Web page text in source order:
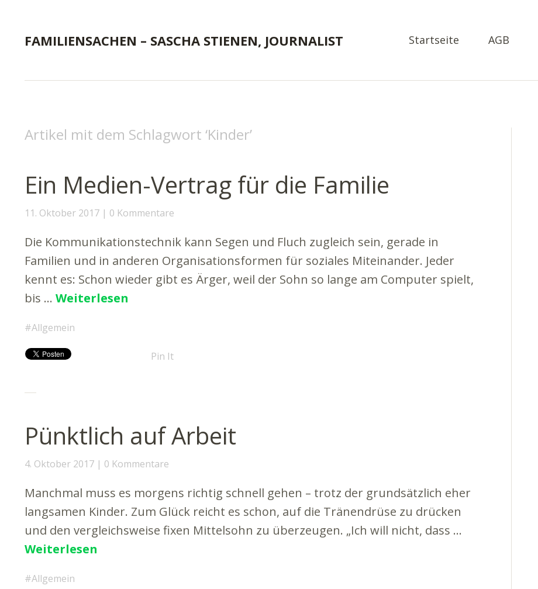
FAMILIENSACHEN – SASCHA STIENEN, JOURNALIST Startseite AGB
Artikel mit dem Schlagwort ‘Kinder’
Ein Medien-Vertrag für die Familie
11. Oktober 2017 0 Kommentare
Die Kommunikationstechnik kann Segen und Fluch zugleich sein, gerade in
Familien und in anderen Organisationsformen für soziales Miteinander. Jeder
kennt es: Schon wieder gibt es Ärger, weil der Sohn so lange am Computer spielt,
bis … Weiterlesen
Allgemein
Pin It
Pünktlich auf Arbeit
4. Oktober 2017 0 Kommentare
Manchmal muss es morgens richtig schnell gehen – trotz der grundsätzlich eher
langsamen Kinder. Zum Glück reicht es schon, auf die Tränendrüse zu drücken
und den vergleichsweise fixen Mittelsohn zu überzeugen. „Ich will nicht, dass …
Weiterlesen
Allgemein